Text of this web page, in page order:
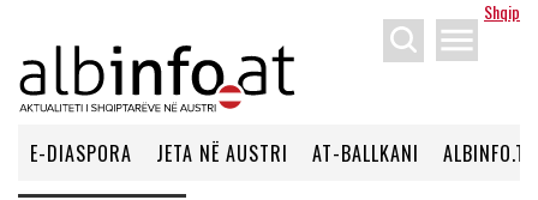
Shqip
menu
E-DIASPORA JETA NË AUSTRI AT-BALLKANI ALBINFO.TV